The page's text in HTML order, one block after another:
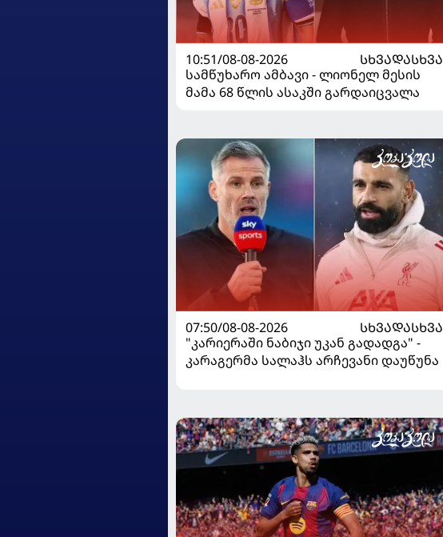
10:51/08-08-2026
ᲡᲮᲕᲐᲓᲐᲡᲮᲕᲐ
სამწუხარო ამბავი - ლიონელ მესის
მამა 68 წლის ასაკში გარდაიცვალა
07:50/08-08-2026
ᲡᲮᲕᲐᲓᲐᲡᲮᲕᲐ
"კარიერაში ნაბიჯი უკან გადადგა" -
კარაგერმა სალაჰს არჩევანი დაუწუნა